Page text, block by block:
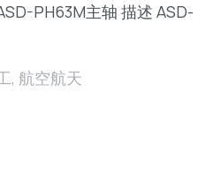
PH63M主轴 描述 ASD-
, 航空航天